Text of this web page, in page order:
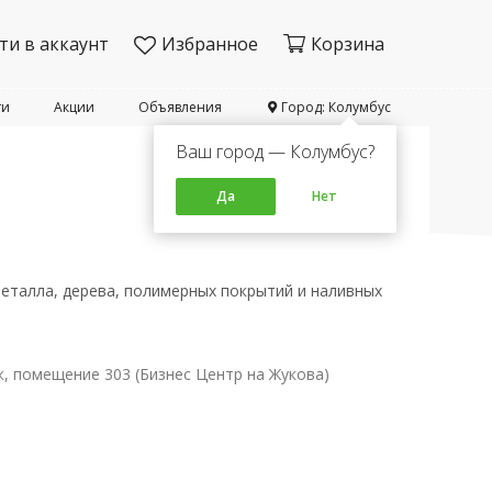
в аккаунт Избранное Корзина
Город: Колумбус
Ваш город — Колумбус?
Да Нет
Объявления
Акции
дерева, полимерных покрытий и наливных
помещение 303 (Бизнес Центр на Жукова)